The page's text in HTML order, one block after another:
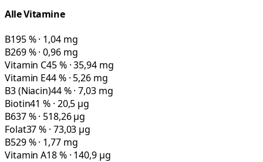
Alle Vitamine
B195 % · 1,04 mg
B269 % · 0,96 mg
Vitamin C45 % · 35,94 mg
Vitamin E44 % · 5,26 mg
B3 (Niacin)44 % · 7,03 mg
Biotin41 % · 20,5 µg
B637 % · 518,26 µg
Folat37 % · 73,03 µg
B529 % · 1,77 mg
Vitamin A18 % · 140,9 µg